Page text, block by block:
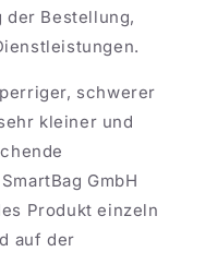
Bestellung,
schwerer
kleiner und
GmbH
Produkt einzeln
auf der